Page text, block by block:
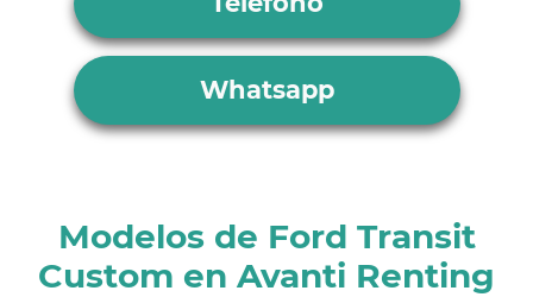
Whatsapp
Modelos de Ford Transit
Custom en Avanti Renting